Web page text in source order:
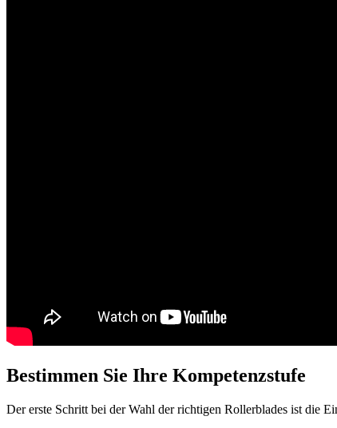
Bestimmen Sie Ihre Kompetenzstufe
Der erste Schritt bei der Wahl der richtigen Rollerblades ist die